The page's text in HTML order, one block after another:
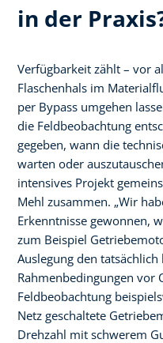
in der
Verfügbarkeit zählt – vor
Flaschenhals im
per Bypass umgehen
die Feldbeobachtung
gegeben, wann die
warten oder
intensives Projekt
Mehl zusammen. „Wir
Erkenntnisse gewonnen,
zum Beispiel
Auslegung den tatsächlich
Rahmenbedingungen vor
Feldbeobachtung
Netz geschaltete
Drehzahl mit schwerem